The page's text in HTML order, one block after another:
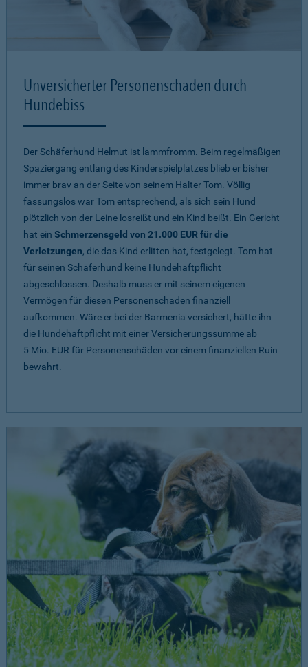
Unversicherter Personenschaden durch
Hundebiss
Der Schäferhund Helmut ist lammfromm. Beim regelmäßigen
Spaziergang entlang des Kinderspielplatzes blieb er bisher
immer brav an der Seite von seinem Halter Tom. Völlig
fassungslos war Tom entsprechend, als sich sein Hund
plötzlich von der Leine losreißt und ein Kind beißt. Ein Gericht
hat ein Schmerzensgeld von 21.000 EUR für die
Verletzungen, die das Kind erlitten hat, festgelegt. Tom hat
für seinen Schäferhund keine Hundehaftpflicht
abgeschlossen. Deshalb muss er mit seinem eigenen
Vermögen für diesen Personenschaden finanziell
aufkommen. Wäre er bei der Barmenia versichert, hätte ihn
die Hundehaftpflicht mit einer Versicherungssumme ab
5 Mio. EUR für Personenschäden vor einem finanziellen Ruin
bewahrt.